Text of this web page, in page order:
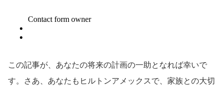
この記事が、あなたの将来の計画の一助となれば幸いで
す。さあ、あなたもヒルトンアメックスで、家族との大切